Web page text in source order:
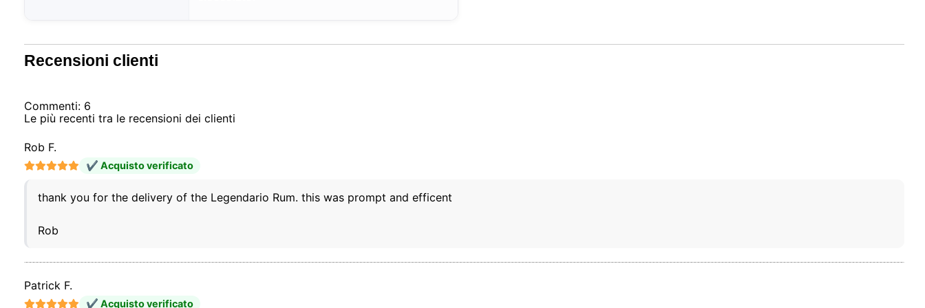
Recensioni clienti
Commenti: 6
Le più recenti tra le recensioni dei clienti
Rob F.
✔ Acquisto verificato
thank you for the delivery of the Legendario Rum. this was prompt and efficent
Rob
Patrick F.
✔ Acquisto verificato